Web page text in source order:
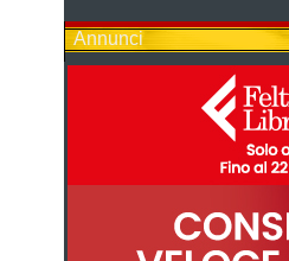
Annunci